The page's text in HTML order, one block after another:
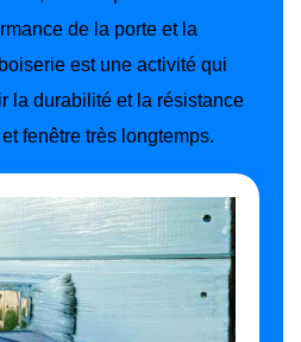
de la porte et la
est une activité qui
la durabilité et la résistance
fenêtre très longtemps.